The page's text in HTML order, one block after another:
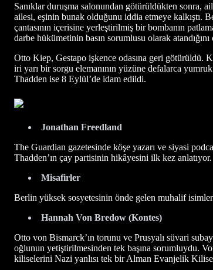
Sanıklar duruşma salonundan götürüldükten sonra,
ailesi, eşinin bunak olduğunu iddia etmeye kalkıştı.
çantasının içerisine yerleştirilmiş bir bombanın
darbe hükümetinin basın sorumlusu olarak
Otto Kiep, Gestapo işkence odasına geri götürüldü.
iri yarı bir sorgu elemanının yüzüne defalarca
Thadden ise 8 Eylül’de idam edildi.
Jonathan Freedland
The Guardian gazetesinde köşe yazarı ve siyasi
Thadden’ın çay partisinin hikâyesini ilk kez anlatıyor.
Misafirler
Berlin yüksek sosyetesinin önde gelen muhalif
Hannah Von Bredow (Kontes)
Otto von Bismarck’ın torunu ve Prusyalı süvari
oğlunun yetiştirilmesinden tek başına sorumluydu.
kiliselerini Nazi yanlısı tek bir Alman Evanjelik